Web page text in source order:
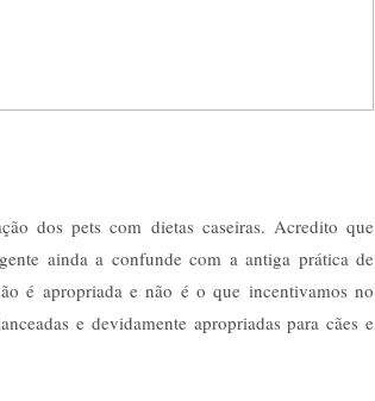
dos pets com dietas caseiras. Acredito que
ainda a confunde com a antiga prática de
é apropriada e não é o que incentivamos no
e devidamente apropriadas para cães e